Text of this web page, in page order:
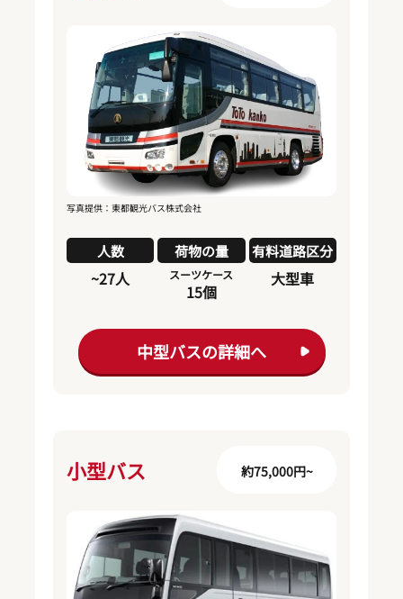
写真提供：東都観光バス株式会社
人数
~27人
荷物の量
スーツケース
15個
有料道路区分
大型車
中型バスの詳細へ
小型バス 約75,000円~